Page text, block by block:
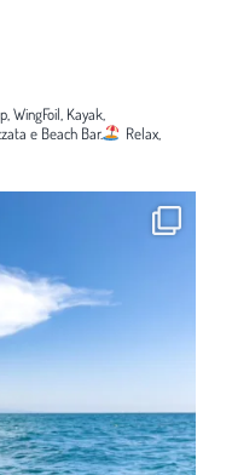
WingFoil, Kayak,
e Beach Bar.
Relax,